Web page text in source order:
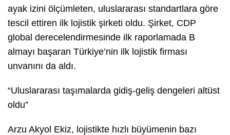
ayak izini ölçümleten, uluslararası standartlara göre
tescil ettiren ilk lojistik şirketi oldu. Şirket, CDP
global derecelendirmesinde ilk raporlamada B
almayı başaran Türkiye’nin ilk lojistik firması
unvanını da aldı.
“Uluslararası taşımalarda gidiş-geliş dengeleri altüst
oldu”
Arzu Akyol Ekiz, lojistikte hızlı büyümenin bazı